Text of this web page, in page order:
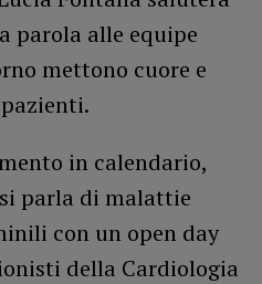
parola alle equipe
mettono cuore e
in calendario,
parla di malattie
con un open day
della Cardiologia